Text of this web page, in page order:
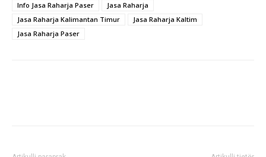
Info Jasa Raharja Paser
Jasa Raharja
Jasa Raharja Kalimantan Timur
Jasa Raharja Kaltim
Jasa Raharja Paser